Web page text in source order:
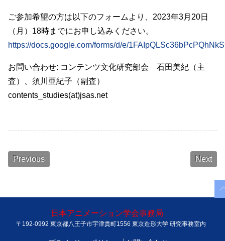
ご参加希望の方は以下のフォームより、2023年3月20日
（月）18時までにお申し込みください。
https://docs.google.com/forms/d/e/
お問い合わせ: コンテンツ文化研究部会 石田美紀（主
査）、須川亜紀子（副査）
contents_studies(at)jsas.net
Previous Next
日本アニメーション学会事務局
〒192-0992 東京都八王子市宇津貫町1556 東京造形大学 研究事務室内